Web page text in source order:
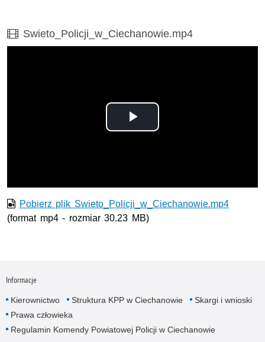
Film
Swieto_Policji_w_Ciechanowie.mp4
Odtwórz
Pobierz plik Swieto_Policji_w_Ciechanowie.mp4
(format mp4 - rozmiar 30.23 MB)
Informacje
Kierownictwo Struktura KPP w Ciechanowie
Skargi i wnioski
Prawa człowieka
Regulamin Komendy Powiatowej Policji w Ciechanowie